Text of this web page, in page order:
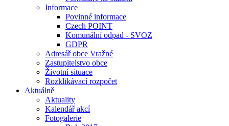
Informace
Povinné informace
Czech POINT
Komunální odpad - SVOZ
GDPR
Adresář obce Vražné
Zastupitelstvo obce
Životní situace
Rozklikávací rozpočet
Aktuálně
Aktuality
Kalendář akcí
Fotogalerie